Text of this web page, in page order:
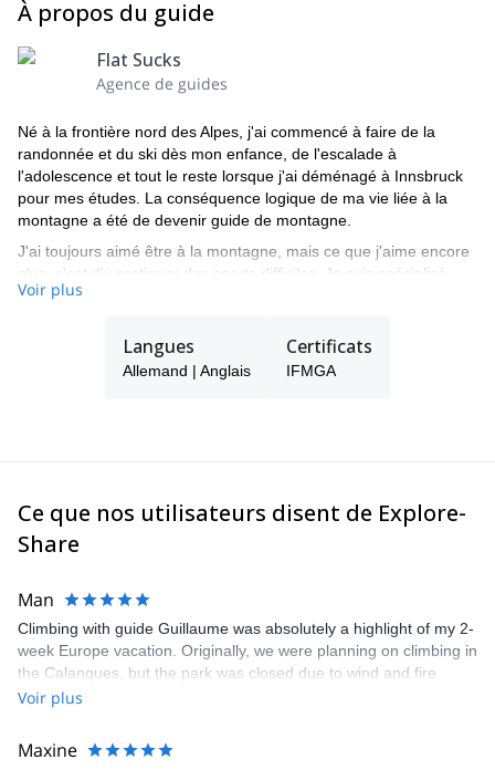
À propos du guide
Flat Sucks
Agence de guides
Né à la frontière nord des Alpes, j'ai commencé à faire de la
randonnée et du ski dès mon enfance, de l'escalade à
l'adolescence et tout le reste lorsque j'ai déménagé à Innsbruck
pour mes études. La conséquence logique de ma vie liée à la
montagne a été de devenir guide de montagne.
J'ai toujours aimé être à la montagne, mais ce que j'aime encore
plus, c'est d'y pratiquer des sports difficiles. Je suis spécialisé
dans le ski en hiver et le VTT en été et, heureusement, j'ai
Il y a deux ans, j'ai créé ma propre entreprise, Flat Sucks
Mountain Guiding, qui propose des programmes avec guide à
Voir plus
Langues
Allemand | Anglais
Certificats
IFMGA
Ce que nos utilisateurs disent de Explore-
Share
Man
Climbing with guide Guillaume was absolutely a highlight of my 2-
week Europe vacation. Originally, we were planning on climbing in
the Calanques, but the park was closed due to wind and fire
danger. Guillaume chose another amazing location (Pic de
kindly offered train station pick-up and hotel drop off, which I
appreciated very much. The multi-pitch route we did was not only
Voir plus
Maxine